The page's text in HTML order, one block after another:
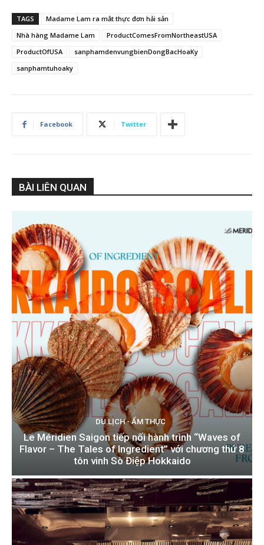
TAGS
Madame Lam ra mắt thực đơn hải sản
Nhà hàng Madame Lam
ProductComesFromNortheastUSA
ProductOfUSA
sanphamdenvungbienDongBacHoaKy
sanphamtuhoaky
Facebook Twitter
BÀI LIÊN QUAN
DU LỊCH - ẨM THỰC
Le Méridien Saigon tiếp nối hành trình “Waves of
Flavor – The Tales of Ingredient” với chương thứ 8
tôn vinh Sò Điệp Hokkaido